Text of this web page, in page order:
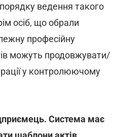
ведення такого
осіб, що обрали
професійну
можуть продовжувати/
у контролюючому
Система має